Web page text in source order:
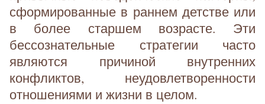
сформированные в раннем детстве или
в более старшем возрасте. Эти
бессознательные стратегии часто
являются причиной внутренних
конфликтов, неудовлетворенности
отношениями и жизни в целом.